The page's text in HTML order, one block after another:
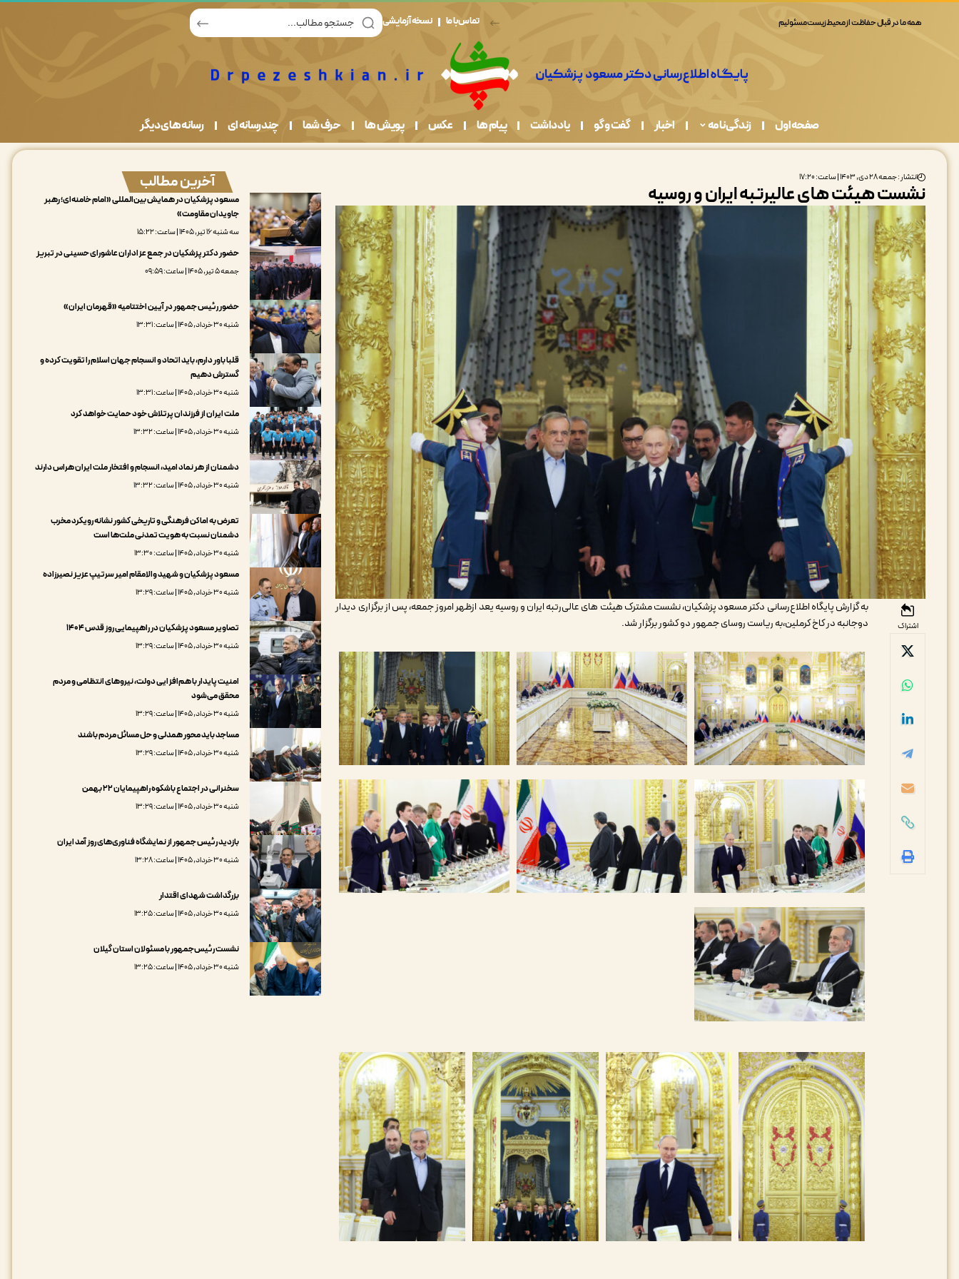
حفظ وحدت، انسجام و اتحاد چهارچوب و مبنای نظری دولت وفاق بوده است تماس با ما نسخه آزمایشی
صفحه اول زندگی نامه اخبار گفت و گو یادداشت پیام ها عکس پویش ها حرف شما چندرسانه ای رسانه های دیگر
انتشار : جمعه ۲۸ دی, ۱۴۰۳ | ساعت: ۱۷:۲۰
نشست هیئت های عالیرتبه ایران و روسیه
اشتراک
به گزارش پایگاه اطلاع‌رسانی دکتر مسعود پزشکیان، نشست مشترک هیئت های عالی‌رتبه ایران و روسیه یعد ازظهر امروز جمعه، پس از برگزاری دیدار
دوجانبه در کاخ کرملین،به ریاست روسای جمهور دو کشور برگزار شد.
آخرین مطالب
مسعود پزشکیان در همایش بین‌المللی «امام خامنه‌ای؛ رهبر
جاویدان مقاومت»
سه شنبه ۱۶ تیر, ۱۴۰۵ | ساعت: ۱۵:۲۲
حضور دکتر پزشکیان در جمع عزاداران عاشورای حسینی در تبریز
جمعه ۵ تیر, ۱۴۰۵ | ساعت: ۰۹:۵۹
حضور رئیس جمهور در آیین اختتامیه «قهرمان ایران»
شنبه ۳۰ خرداد, ۱۴۰۵ | ساعت: ۱۳:۳۱
قلبا باور دارم، باید اتحاد و انسجام جهان اسلام را تقویت کرده و
گسترش دهیم
شنبه ۳۰ خرداد, ۱۴۰۵ | ساعت: ۱۳:۳۱
ملت ایران از فرزندان پرتلاش خود حمایت خواهد کرد
شنبه ۳۰ خرداد, ۱۴۰۵ | ساعت: ۱۳:۳۲
دشمنان از هر نماد امید، انسجام و افتخار ملت ایران هراس دارند
شنبه ۳۰ خرداد, ۱۴۰۵ | ساعت: ۱۳:۳۲
تعرض به اماکن فرهنگی و تاریخی کشور نشانه رویکرد مخرب
دشمنان نسبت به هویت تمدنی ملت‌ها است
شنبه ۳۰ خرداد, ۱۴۰۵ | ساعت: ۱۳:۳۰
مسعود پزشکیان و شهید والامقام امیر سرتیپ عزیز نصیرزاده
شنبه ۳۰ خرداد, ۱۴۰۵ | ساعت: ۱۳:۲۹
تصاویر مسعود پزشکیان در راهپیمایی روز قدس ۱۴۰۴
شنبه ۳۰ خرداد, ۱۴۰۵ | ساعت: ۱۳:۲۹
امنیت پایدار با هم‌افزایی دولت، نیروهای انتظامی و مردم
محقق می‌شود
شنبه ۳۰ خرداد, ۱۴۰۵ | ساعت: ۱۳:۲۹
مساجد باید محور همدلی و حل مسائل مردم باشند
شنبه ۳۰ خرداد, ۱۴۰۵ | ساعت: ۱۳:۲۹
سخنرانی در اجتماع باشکوه راهپیمایان ۲۲ بهمن
شنبه ۳۰ خرداد, ۱۴۰۵ | ساعت: ۱۳:۲۹
بازدید رئیس جمهور از نمایشگاه فناوری‌های روز آمد ایران
شنبه ۳۰ خرداد, ۱۴۰۵ | ساعت: ۱۳:۲۸
بزرگداشت شهدای اقتدار
شنبه ۳۰ خرداد, ۱۴۰۵ | ساعت: ۱۳:۲۵
نشست رئیس‌جمهور با مسئولان استان گیلان
شنبه ۳۰ خرداد, ۱۴۰۵ | ساعت: ۱۳:۲۵